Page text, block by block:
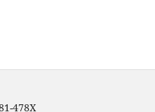
478X